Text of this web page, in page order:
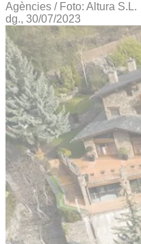
Agències / Foto: Altura S.L.
dg., 30/07/2023